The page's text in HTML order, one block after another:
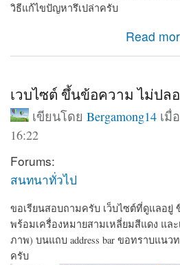
วิธีแก้ไขปัญหารึเปล่าครับ
Read
about เข้า Facebook ไม่ได้
เวบไซต์ ขึ้นข้อความ ไม่ปล
เขียนโดย Bergamong14เมื่
16:22
Forums:
สนทนาทั่วไป
ขอเรียนสอบถามครับ เว็บไซต์ที่ดูแลอ
พร้อมเครื่องหมายสามเหลี่ยมสีแดง แล
ภาพ) บนแถบ address bar ขอทราบแน
ครับ